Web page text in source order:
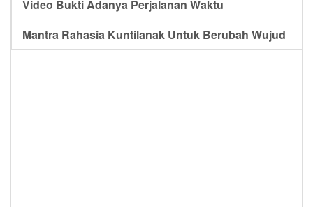
Video Bukti Adanya Perjalanan Waktu
Mantra Rahasia Kuntilanak Untuk Berubah Wujud